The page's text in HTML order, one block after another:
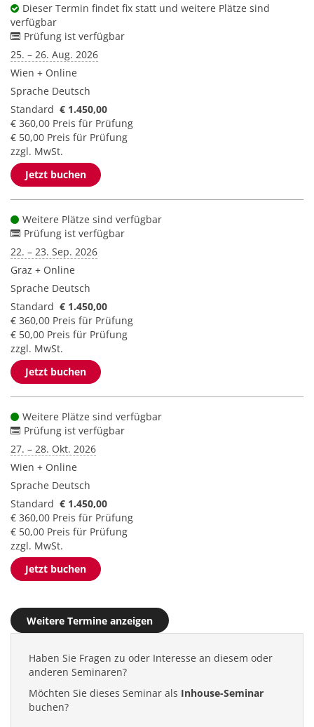
Dieser Termin findet fix statt und weitere Plätze sind
verfügbar
Prüfung ist verfügbar
25. – 26. Aug. 2026
Wien + Online
Sprache Deutsch
Standard € 1.450,00
€ 360,00 Preis für Prüfung
€ 50,00 Preis für Prüfung
zzgl. MwSt.
Jetzt buchen
Weitere Plätze sind verfügbar
Prüfung ist verfügbar
22. – 23. Sep. 2026
Graz + Online
Sprache Deutsch
Standard € 1.450,00
€ 360,00 Preis für Prüfung
€ 50,00 Preis für Prüfung
zzgl. MwSt.
Jetzt buchen
Weitere Plätze sind verfügbar
Prüfung ist verfügbar
27. – 28. Okt. 2026
Wien + Online
Sprache Deutsch
Standard € 1.450,00
€ 360,00 Preis für Prüfung
€ 50,00 Preis für Prüfung
zzgl. MwSt.
Jetzt buchen
Weitere Termine anzeigen
Haben Sie Fragen zu oder Interesse an diesem oder
anderen Seminaren?
Möchten Sie dieses Seminar als Inhouse-Seminar
buchen?